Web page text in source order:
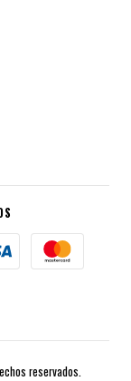
reservados.